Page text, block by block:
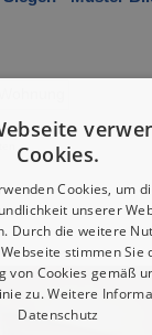
Cookies.
Cookies, um
unserer
Durch die weitere
stimmen Sie
von Cookies gemäß
zu.Weitere
Datenschutz